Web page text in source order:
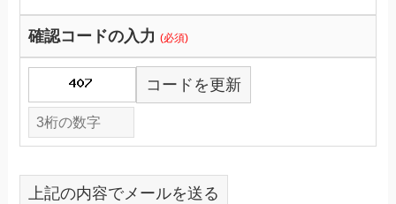
確認コードの入力(必須)
コードを更新
上記の内容でメールを送る